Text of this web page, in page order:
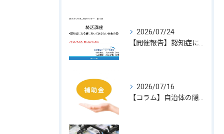
2026/07/24
2026/07/16